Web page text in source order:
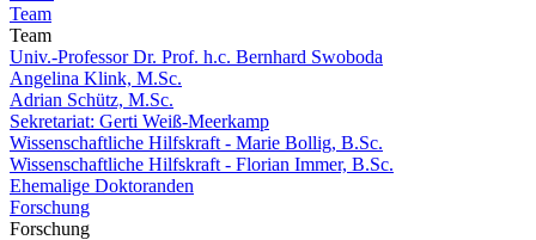
Team
Team
Univ.-Professor Dr. Prof. h.c. Bernhard Swoboda
Angelina Klink, M.Sc.
Adrian Schütz, M.Sc.
Sekretariat: Gerti Weiß-Meerkamp
Wissenschaftliche Hilfskraft - Marie Bollig, B.Sc.
Wissenschaftliche Hilfskraft - Florian Immer, B.Sc.
Ehemalige Doktoranden
Forschung
Forschung